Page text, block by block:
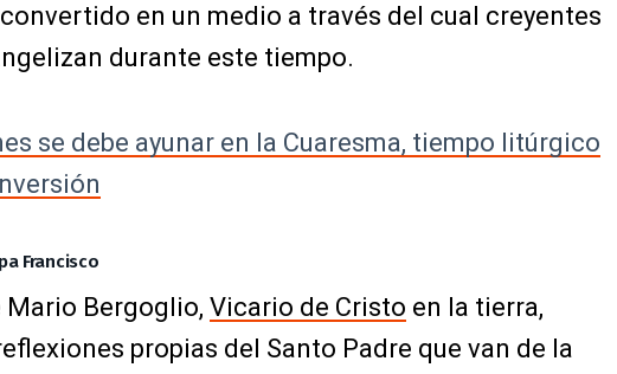
en un medio a través del cual creyentes
durante este tiempo.
se debe ayunar en la Cuaresma, tiempo litúrgico
Francisco
Mario Bergoglio, Vicario de Cristo en la tierra,
propias del Santo Padre que van de la